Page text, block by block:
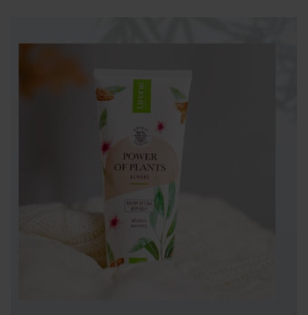
wrażliwe są zwłaszcza osoby o jasnym fototypie, czyli
włosach. Codzienna ochrona przeciwsłoneczna
polegająca na stosowaniu kremów do ciała i twarzy z
filtrem o wartości SPF 20-30 pozwoli na dłużej
utrzymać młodość i jędrność cery oraz uniknąć
powstawania przebarwień i podrażnień
spowodowanych działaniem promieniowania UV. Dla
pełnej ochrony przed promieniowaniem w
laboratorium Lirene opracowany został hydrolipidowy
ochronny krem do twarzy SPF 50+ IR zawierający
unikalny składnik IR complex, chroniący skórę przed
promieniowaniem podczerwonym, uszkadzającym
DNA komórek skóry.